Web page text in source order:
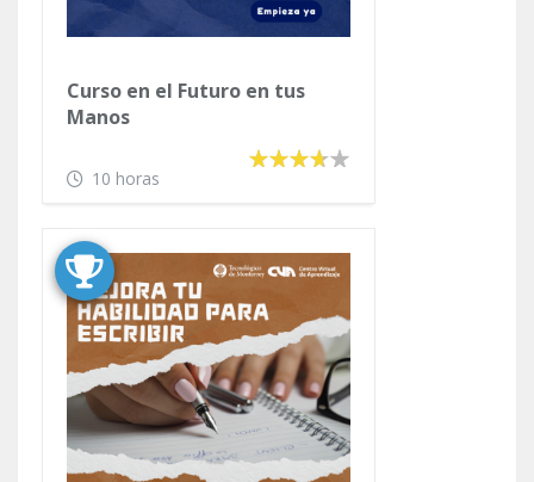
Curso en el Futuro en tus
Manos
10 horas